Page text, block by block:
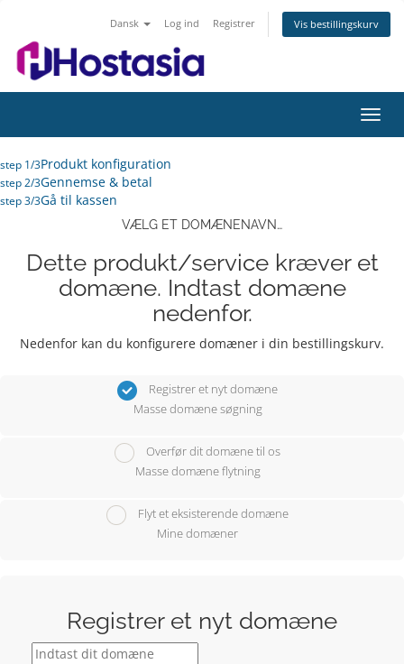
Dansk Log ind Registrer Vis bestillingskurv
Skift
step 1/3Produkt konfiguration
step 2/3Gennemse & betal
step 3/3Gå til kassen
VÆLG ET DOMÆNENAVN…
Dette produkt/service kræver et
domæne. Indtast domæne
nedenfor.
Nedenfor kan du konfigurere domæner i din bestillingskurv.
Registrer et nyt domæne
Masse domæne søgning
Overfør dit domæne til os
Masse domæne flytning
Flyt et eksisterende domæne
Mine domæner
Registrer et nyt domæne